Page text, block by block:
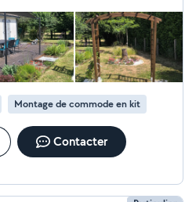
Montage de commode en kit
Contacter